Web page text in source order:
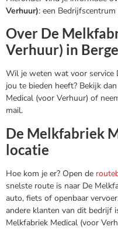
Verhuur): een
Over De
Verhuur) in
Wil je weten wat voor service
jou te bieden heeft? Bekijk
Medical (voor Verhuur) of
mail.
De Melkfabriek
locatie
Hoe kom je er? Open de
snelste route is naar De
auto, fiets of openbaar
andere klanten van dit bedrijf
Melkfabriek Medical (voor